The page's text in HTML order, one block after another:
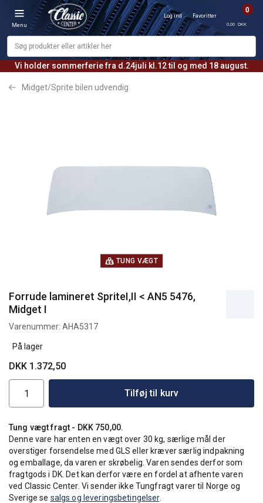
Vi holder sommerferie fra d.24juli kl.12 til og med 18 august.
Menu
Log ind Favoritter
0
0,00 DKK
Midget/Sprite bilen udvendig
TUNG VÆGT
Forrude lamineret SpriteI,II < AN5 5476,
Midget I
Varenummer: AHA5317
På lager
DKK 1.372,50
Tilføj til kurv
Tung vægt fragt - DKK 750,00.
Denne vare har enten en vægt over 30 kg, særlige mål der
overstiger forsendelse med GLS eller kræver særlig indpakning
og emballage, da varen er skrøbelig. Varen sendes derfor som
fragtgods i DK. Det kan derfor være en fordel at afhente varen
ved Classic Center. Vi sender ikke Tungfragt varer til Norge og
Sverige se salgs og leveringsbetingelser.